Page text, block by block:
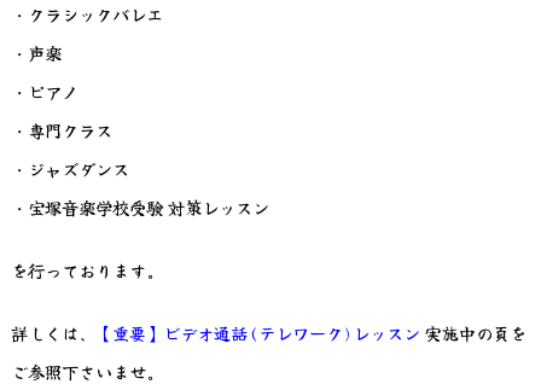
・クラシックバレエ
・声楽
・ピアノ
・専門クラス
・ジャズダンス
・宝塚音楽学校受験 対策レッスン
を行っております。
詳しくは、 【重要】ビデオ通話(テレワーク)レッスン 実施中の頁を
ご参照下さいませ。